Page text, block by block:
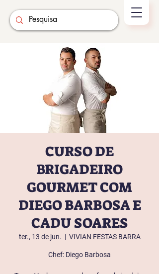
CURSO DE
BRIGADEIRO
GOURMET COM
DIEGO BARBOSA E
CADU SOARES
ter., 13 de jun.
  |
VIVIAN FESTAS BARRA
Chef: Diego Barbosa